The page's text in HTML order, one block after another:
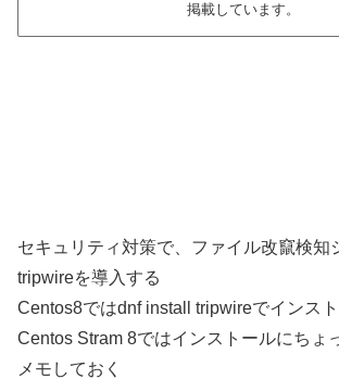
掲載しています。
セキュリティ対策で、ファイル改竄検知
tripwireを導入する
Centos8ではdnf install tripwireでインスト
Centos Stram 8ではインストールにちょ
メモしておく